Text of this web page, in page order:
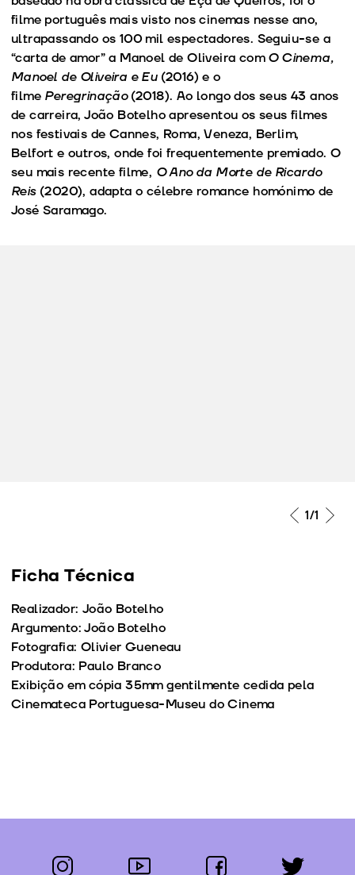
filme português mais visto nos cinemas nesse ano,
ultrapassando os 100 mil espectadores. Seguiu-se a
“carta de amor” a Manoel de Oliveira comO Cinema,
Manoel de Oliveira e Eu(2016) e o
filme Peregrinação(2018). Ao longo dos seus 43 anos
de carreira, João Botelho apresentou os seus filmes
nos festivais de Cannes, Roma, Veneza, Berlim,
Belfort e outros, onde foi frequentemente premiado. O
seu mais recente filme, O Ano da Morte de Ricardo
Reis (2020), adapta o célebre romance homónimo de
José Saramago.
1/1
Ficha Técnica
Realizador: João Botelho
Argumento: João Botelho
Fotografia: Olivier Gueneau
Produtora: Paulo Branco
Exibição em cópia 35mm gentilmente cedida pela
Cinemateca Portuguesa-Museu do Cinema
instagram youtube facebook twitter